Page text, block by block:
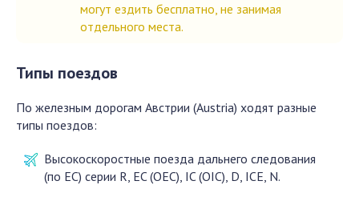
могут ездить бесплатно, не занимая
отдельного места.
Типы поездов
По железным дорогам Австрии (Austria) ходят разные
типы поездов:
Высокоскоростные поезда дальнего следования
(по ЕС) серии R, EC (OEC), IC (OIC), D, ICE, N.